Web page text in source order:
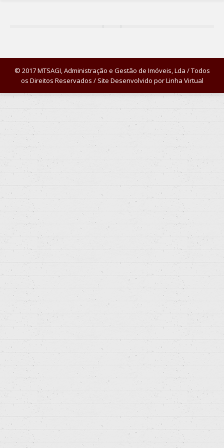
© 2017 MTSAGI, Administração e Gestão de Imóveis, Lda / Todos
os Direitos Reservados / Site Desenvolvido porLinha Virtual